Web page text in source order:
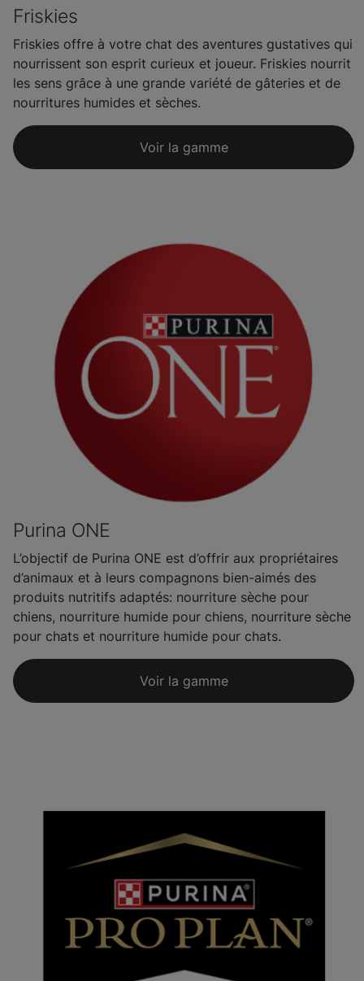
Friskies
Friskies offre à votre chat des aventures gustatives qui
nourrissent son esprit curieux et joueur. Friskies nourrit
les sens grâce à une grande variété de gâteries et de
nourritures humides et sèches.
Voir la gamme
Purina ONE
L’objectif de Purina ONE est d’offrir aux propriétaires
d’animaux et à leurs compagnons bien-aimés des
produits nutritifs adaptés: nourriture sèche pour
chiens, nourriture humide pour chiens, nourriture sèche
pour chats et nourriture humide pour chats.
Voir la gamme